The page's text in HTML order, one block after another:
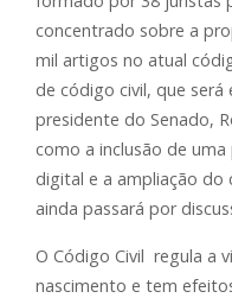
concentrado sobre a
mil artigos no atual
de código civil, que
presidente do Senado,
como a inclusão de
digital e a ampliação do
ainda passará por
O Código Civil regula a
nascimento e tem